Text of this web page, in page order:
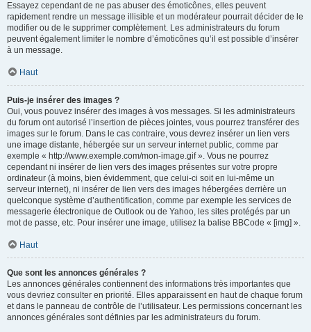
Essayez cependant de ne pas abuser des émoticônes, elles peuvent
rapidement rendre un message illisible et un modérateur pourrait décider de le
modifier ou de le supprimer complètement. Les administrateurs du forum
peuvent également limiter le nombre d’émoticônes qu’il est possible d’insérer
à un message.
Haut
Puis-je insérer des images ?
Oui, vous pouvez insérer des images à vos messages. Si les administrateurs
du forum ont autorisé l’insertion de pièces jointes, vous pourrez transférer des
images sur le forum. Dans le cas contraire, vous devrez insérer un lien vers
une image distante, hébergée sur un serveur internet public, comme par
exemple « http://www.exemple.com/mon-image.gif ». Vous ne pourrez
cependant ni insérer de lien vers des images présentes sur votre propre
ordinateur (à moins, bien évidemment, que celui-ci soit en lui-même un
serveur internet), ni insérer de lien vers des images hébergées derrière un
quelconque système d’authentification, comme par exemple les services de
messagerie électronique de Outlook ou de Yahoo, les sites protégés par un
mot de passe, etc. Pour insérer une image, utilisez la balise BBCode « [img] ».
Haut
Que sont les annonces générales ?
Les annonces générales contiennent des informations très importantes que
vous devriez consulter en priorité. Elles apparaissent en haut de chaque forum
et dans le panneau de contrôle de l’utilisateur. Les permissions concernant les
annonces générales sont définies par les administrateurs du forum.